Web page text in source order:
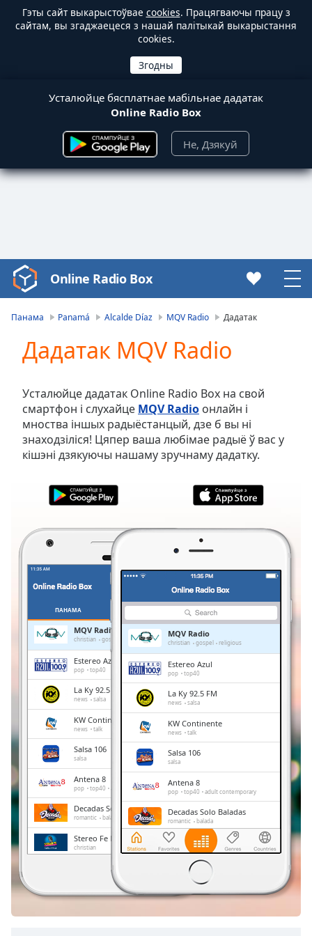
Гэты сайт выкарыстоўвае cookies. Працягваючы працу з
сайтам, вы згаджаецеся з нашай палітыкай выкарыстання
cookies.
Усталюйце бясплатнае мабільнае дадатак
Online Radio Box
Не, Дзякуй
Video
Player
Video
Skip
Backward
Skip
Forward
Mute
Current
Duration-:-
0.00%
Stream
TypeLIVE
Seek to
LIVE
Remaining
Time-
Chapters
Descriptions
descriptions
off,
Subtitles
subtitles
Online Radio Box
Панама Panamá Alcalde Díaz MQV Radio Дадатак
Дадатак MQV Radio
Усталюйце дадатак Online Radio Box на свой
смартфон і слухайце MQV Radio онлайн і
мноства іншых радыёстанцый, дзе б вы ні
знаходзіліся! Цяпер ваша любімае радыё ў вас у
кішэні дзякуючы нашаму зручнаму дадатку.
ПАНАМА
MQV Radio
christian gospel religious
Estereo Azul
pop top40
La Ky 92.5 FM
news salsa
KW Continente
news talk
Salsa 106
salsa
Antena 8
pop top40 adult contemporary
Decadas Solo Baladas
romantic balada
Stereo Fe Radio
christian
classic rock
MQV Radio
christian gospel religious
Estereo Azul
pop top40
La Ky 92.5 FM
news salsa
KW Continente
news talk
Salsa 106
salsa
Antena 8
pop top40 adult contemporary
Decadas Solo Baladas
romantic balada
Stereo Fe Radio
christian
Radio 10
classic rock